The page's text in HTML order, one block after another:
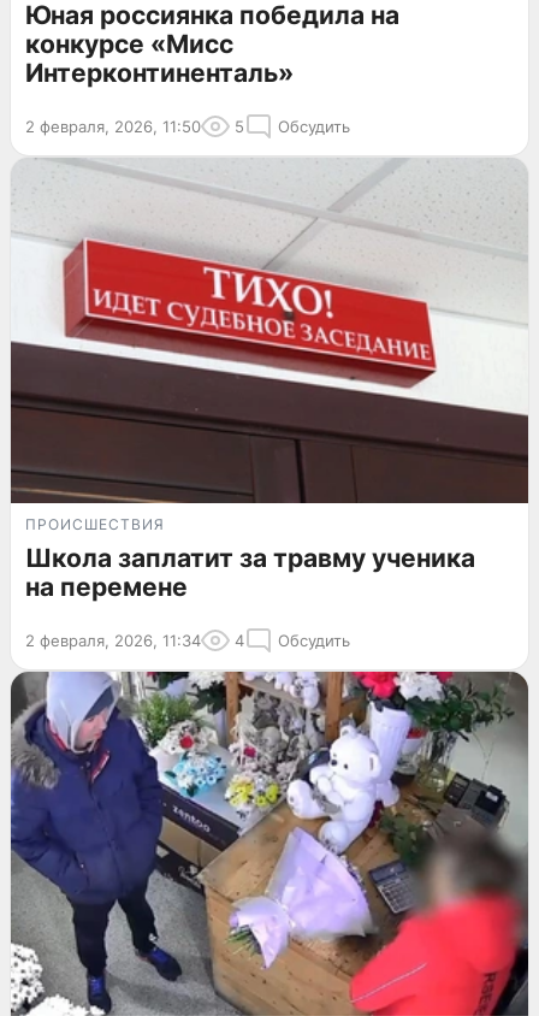
Юная россиянка победила на
конкурсе «Мисс
Интерконтиненталь»
2 февраля, 2026, 11:50 5 Обсудить
ПРОИСШЕСТВИЯ
Школа заплатит за травму ученика
на перемене
2 февраля, 2026, 11:34 4 Обсудить